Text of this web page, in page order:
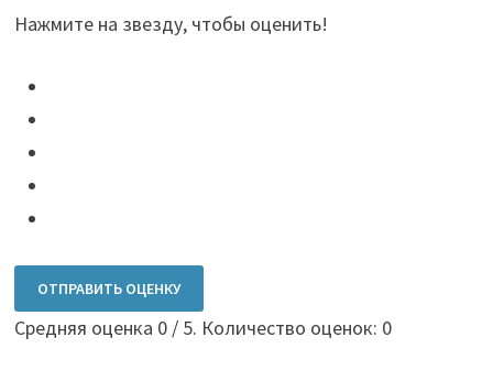
Нажмите на звезду, чтобы оценить!
ОТПРАВИТЬ ОЦЕНКУ
Средняя оценка 0/ 5. Количество оценок: 0